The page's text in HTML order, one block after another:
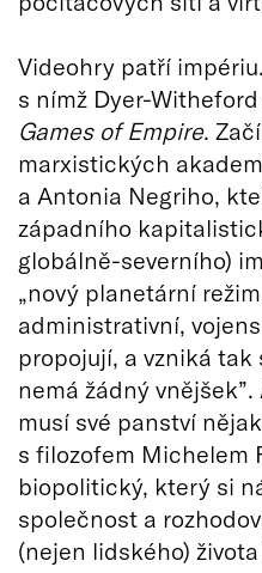
Videohry patří
s nímž Dyer-
Games of Empire.
marxistických
a Antonia Negriho,
západního
globálně-severního)
„nový planetární
administrativní,
propojují, a vzniká
nemá žádný
musí své panství
s filozofem Michelem
biopolitický, který si
společnost a
(nejen lidského)